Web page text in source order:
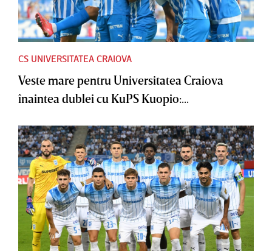
CS UNIVERSITATEA CRAIOVA
Veste mare pentru Universitatea Craiova
înaintea dublei cu KuPS Kuopio:...